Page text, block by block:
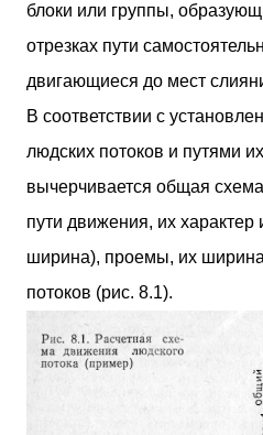
блоки или группы,
отрезках пути
двигающиеся до мест
В соответствии с
людских потоков и путями
вычерчивается общая
пути движения, их
ширина), проемы, их
потоков (рис. 8.1).